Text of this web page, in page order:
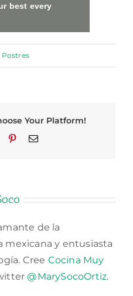
Postres
Your Platform!
PinterestCorreo
de la
mexicana y entusiasta
Cree Cocina Muy
@MarySocoOrtiz.